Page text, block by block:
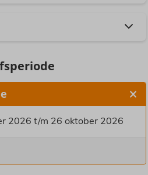
2026 t/m 26 oktober 2026